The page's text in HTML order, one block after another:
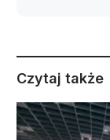
Czytaj także